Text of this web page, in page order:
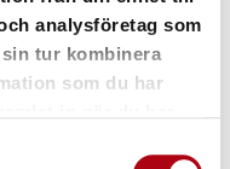
analysföretag som
tur kombinera
som du har